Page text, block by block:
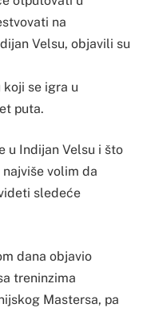
na
Velsu, objavili su
se igra u
puta.
u Indijan Velsu i što
najviše volim da
sledeće
dana objavio
treninzima
Mastersa, pa